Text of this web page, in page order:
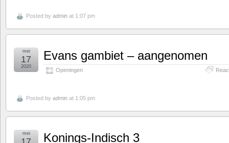
Posted by admin at 1:07 pm
Evans gambiet – aangenomen
Openingen
mei
17
2020
Posted by admin at 1:05 pm
Konings-Indisch 3
mei